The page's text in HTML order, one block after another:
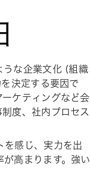
うな企業文化 (組織
決定する要因で
ケティングなど会
度、社内プロセス
を感じ、実力を出
高まります。強い